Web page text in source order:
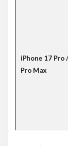
安定化
4.2.4
iPhone 17 Pro /
Pro Max